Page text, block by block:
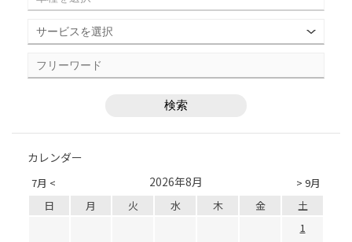
カレンダー
7月 < > 9月
2026年8月
日 月 火 水 木 金
土
1